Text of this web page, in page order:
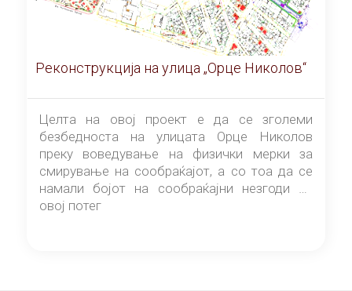
Реконструкција на улица „Орце Николов“
Целта на овој проект е да се зголеми
безбедноста на улицата Орце Николов
преку воведување на физички мерки за
смирување на сообраќајот, а со тоа да се
намали бојот на сообраќајни незгоди на
овој потег